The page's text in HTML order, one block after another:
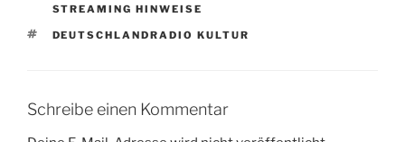
STREAMING HINWEISE
SCHLAGWÖRTER
DEUTSCHLANDRADIO KULTUR
Schreibe einen Kommentar